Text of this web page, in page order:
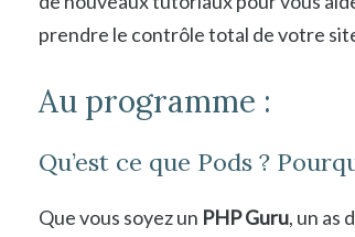
prendre le contrôle total de votre
Au programme :
Qu’est ce que Pods ?
Que vous soyez un PHP Guru, un as